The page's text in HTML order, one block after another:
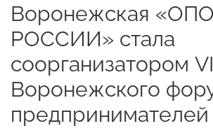
Воронежская
РОССИИ» стала
соорганизатором
Воронежского
предпринимателей